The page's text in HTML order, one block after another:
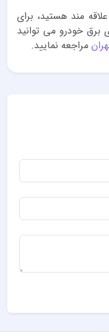
مند هستید، برای
برق خودرو می توانید
مراجعه نمایید.